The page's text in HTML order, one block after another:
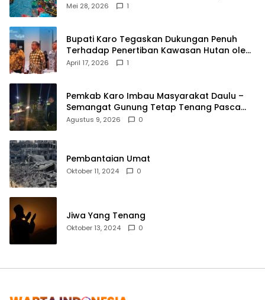
Barat
Mei 28, 2026 1
Bupati Karo Tegaskan Dukungan Penuh
Terhadap Penertiban Kawasan Hutan oleh
Pemerintah Pusat
April 17, 2026 1
Pemkab Karo Imbau Masyarakat Daulu –
Semangat Gunung Tetap Tenang Pasca
Penertiban Pungli
Agustus 9, 2026 0
Pembantaian Umat
Oktober 11, 2024 0
Jiwa Yang Tenang
Oktober 13, 2024 0